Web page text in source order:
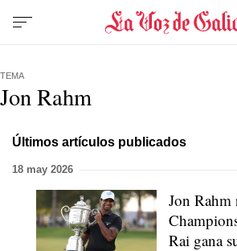
TEMA
Jon Rahm
Últimos artículos publicados
18 may 2026
Jon Rahm
Rai gana